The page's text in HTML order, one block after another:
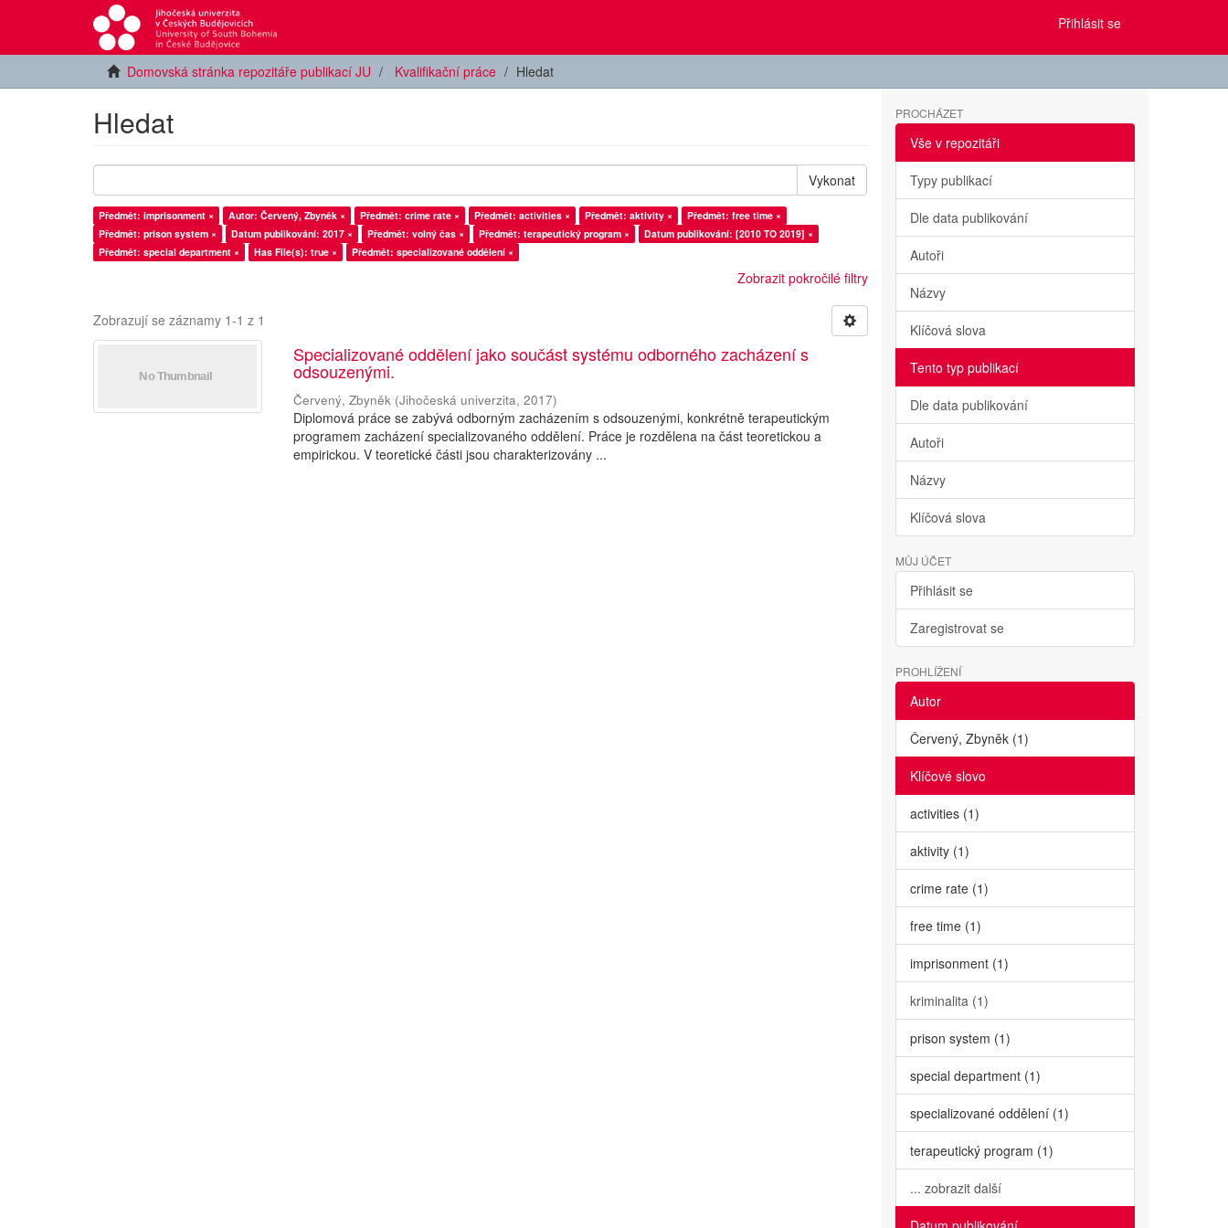
Přihlásit se
Domovská stránka repozitáře publikací JU Kvalifikační práce Hledat
Hledat
Vykonat
Předmět: imprisonment × Autor: Červený, Zbyněk × Předmět: crime rate × Předmět: activities × Předmět: aktivity ×
Předmět: free time ×
Předmět: prison system ×
Datum publikování: 2017 × Předmět: volný čas × Předmět: terapeutický program ×
Datum publikování: [2010 TO 2019] ×
Předmět: special department ×
Has File(s): true × Předmět: specializované oddělení ×
Zobrazit pokročilé filtry
Zobrazují se záznamy 1-1 z 1
Specializované oddělení jako součást systému odborného zacházení s
odsouzenými.
Červený, Zbyněk (Jihočeská univerzita,2017)
Diplomová práce se zabývá odborným zacházením s odsouzenými, konkrétně terapeutickým
programem zacházení specializovaného oddělení. Práce je rozdělena na část teoretickou a
empirickou. V teoretické části jsou charakterizovány ...
PROCHÁZET
Vše v repozitáři
Typy publikací
Dle data publikování
Autoři
Názvy
Klíčová slova
Tento typ publikací
Dle data publikování
Autoři
Názvy
Klíčová slova
MŮJ ÚČET
Přihlásit se
Zaregistrovat se
PROHLÍŽENÍ
Autor
Červený, Zbyněk (1)
Klíčové slovo
activities (1)
aktivity (1)
crime rate (1)
free time (1)
imprisonment (1)
kriminalita (1)
prison system (1)
special department (1)
specializované oddělení (1)
terapeutický program (1)
... zobrazit další